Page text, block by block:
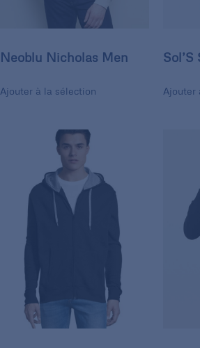
Neoblu Nicholas Men
Ajouter à la sélection
Sol’S
Ajouter